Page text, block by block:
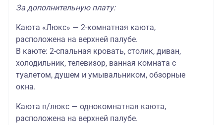
За дополнительную плату:
Каюта «Люкс» — 2-комнатная каюта,
расположена на верхней палубе.
В каюте: 2-спальная кровать, столик, диван,
холодильник, телевизор, ванная комната с
туалетом, душем и умывальником, обзорные
окна.
Каюта п/люкс — однокомнатная каюта,
расположена на верхней палубе.